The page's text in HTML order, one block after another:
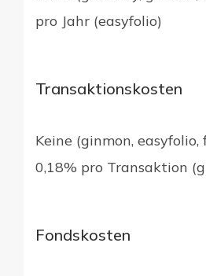
pro Jahr (easyfolio)
Transaktionskosten
Keine (ginmon, easyfolio,
0,18% pro Transaktion
Fondskosten